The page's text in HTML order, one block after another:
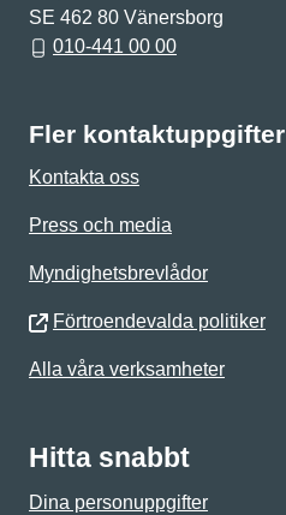
SE 462 80 Vänersborg
010-441 00 00
Fler kontaktuppgifter
Kontakta oss
Press och media
Myndighetsbrevlådor
Förtroendevalda politiker
Alla våra verksamheter
Hitta snabbt
Dina personuppgifter